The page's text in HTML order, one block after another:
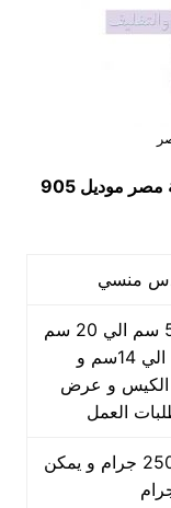
مصر
موديل 905
طول الكيس من 5 سم الي 20 سم
وعرض من 4 سم الي 14سم و
الكيس و عرض
العمل
من 5 جرام حتي 250 جرام و يمكن